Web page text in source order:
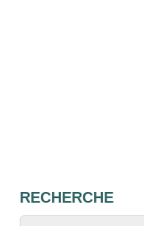
RECHERCHE